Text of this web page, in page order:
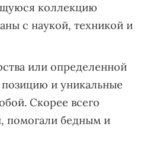
коллекцию
с наукой, техникой и
или определенной
и уникальные
Скорее всего
помогали бедным и